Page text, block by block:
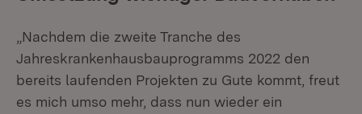
„Nachdem die zweite Tranche des
Jahreskrankenhausbauprogramms 2022 den
bereits laufenden Projekten zu Gute kommt, freut
es mich umso mehr, dass nun wieder ein